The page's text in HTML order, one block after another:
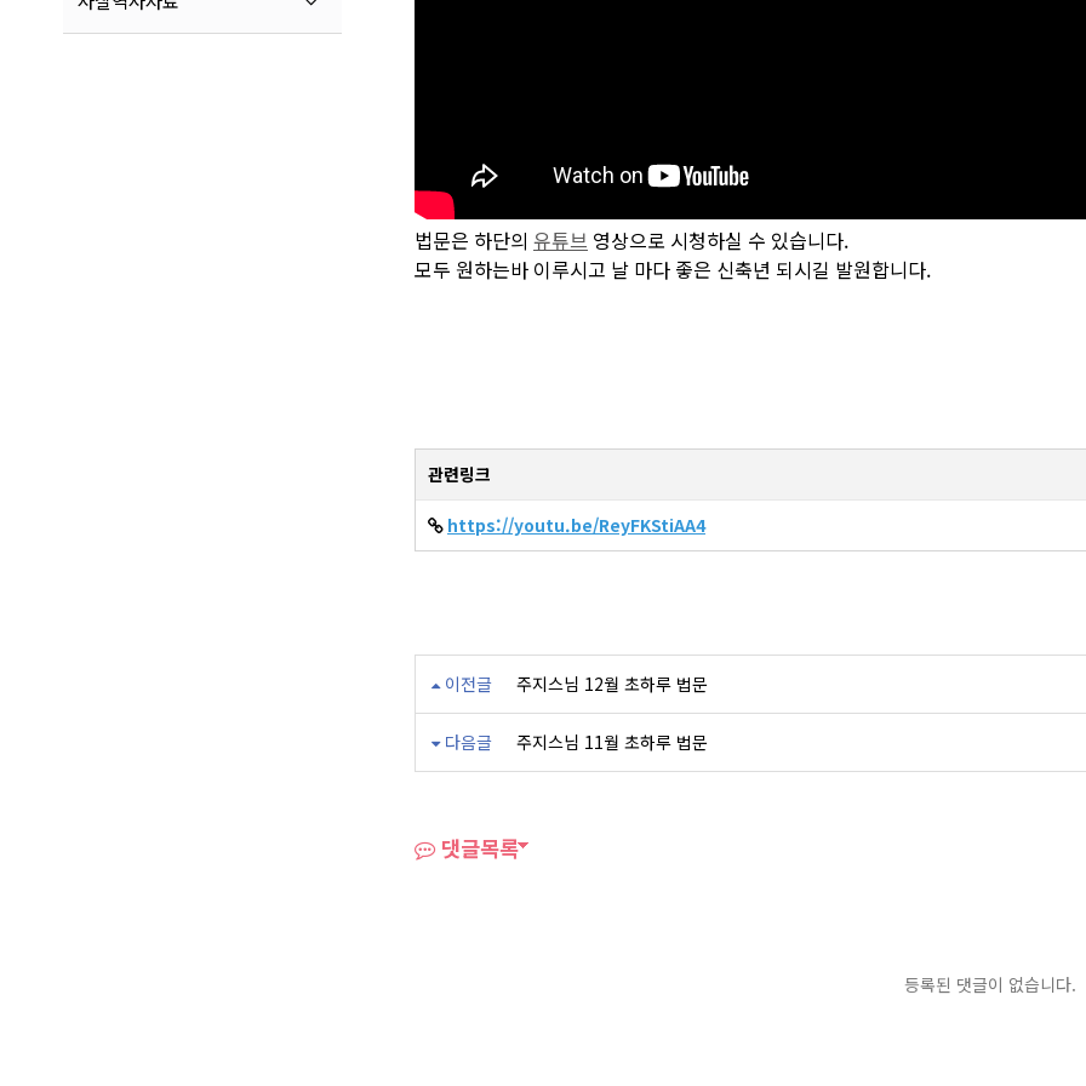
법문은 하단의 유튜브 영상으로 시청하실 수 있습니다.
모두 원하는바 이루시고 날 마다 좋은 신축년 되시길 발원합니다.
관련링크
https://youtu.be/ReyFKStiAA4
이전글 주지스님 12월 초하루 법문
다음글 주지스님 11월 초하루 법문
댓글목록
등록된 댓글이 없습니다.